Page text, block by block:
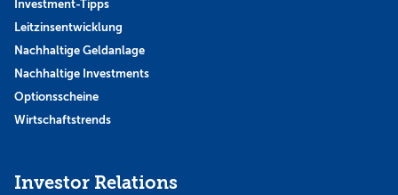
Investment-Tipps
Leitzinsentwicklung
Nachhaltige Geldanlage
Nachhaltige Investments
Optionsscheine
Wirtschaftstrends
Investor Relations